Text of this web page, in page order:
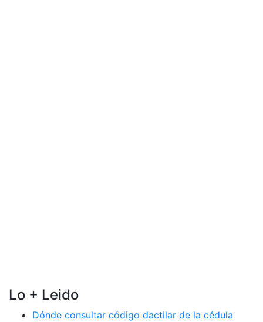
Lo + Leido
Dónde consultar código dactilar de la cédula